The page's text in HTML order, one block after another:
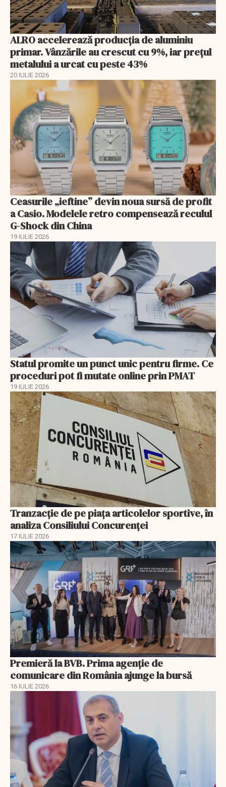
ALRO accelerează producția de aluminiu
primar. Vânzările au crescut cu 9%, iar prețul
metalului a urcat cu peste 43%
20 IULIE 2026
Ceasurile „ieftine” devin noua sursă de profit
a Casio. Modelele retro compensează reculul
G-Shock din China
19 IULIE 2026
Statul promite un punct unic pentru firme. Ce
proceduri pot fi mutate online prin PMAT
19 IULIE 2026
Tranzacție de pe piața articolelor sportive, în
analiza Consiliului Concurenţei
17 IULIE 2026
Premieră la BVB. Prima agenție de
comunicare din România ajunge la bursă
16 IULIE 2026